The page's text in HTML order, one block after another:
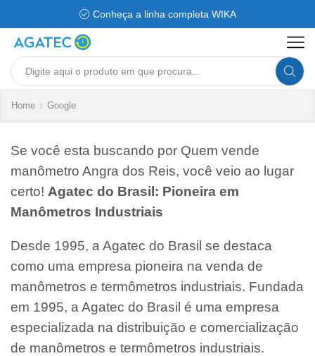
Conheça a linha completa WIKA
Search
Home Google
Se você esta buscando por Quem vende
manômetro Angra dos Reis, você veio ao lugar
certo! Agatec do Brasil: Pioneira em
Manômetros Industriais
Desde 1995, a Agatec do Brasil se destaca
como uma empresa pioneira na venda de
manômetros e termômetros industriais. Fundada
em 1995, a Agatec do Brasil é uma empresa
especializada na distribuição e comercialização
de manômetros e termômetros industriais.